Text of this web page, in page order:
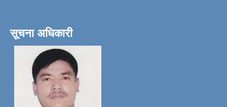
सूचना अधिकारी